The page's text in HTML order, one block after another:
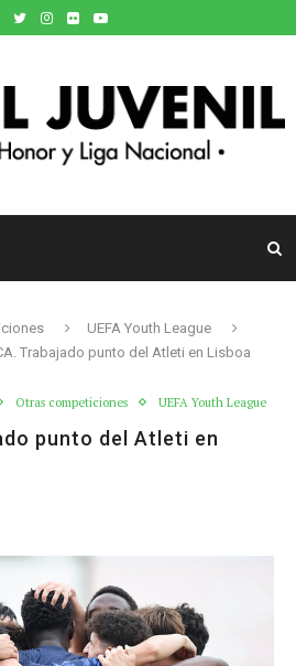
UEFA Youth League
Trabajado punto del Atleti en Lisboa
Otras competiciones UEFA Youth League
punto del Atleti en